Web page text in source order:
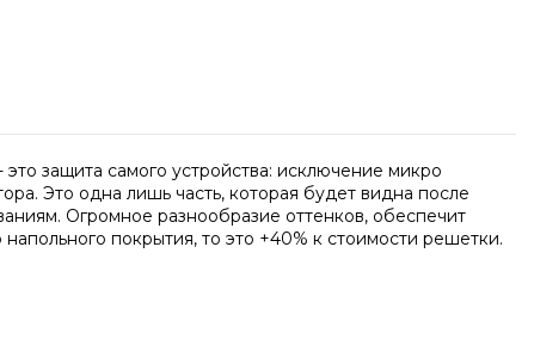
защита самого устройства: исключение микро
Это одна лишь часть, которая будет видна после
Огромное разнообразие оттенков, обеспечит
покрытия, то это +40% к стоимости решетки.